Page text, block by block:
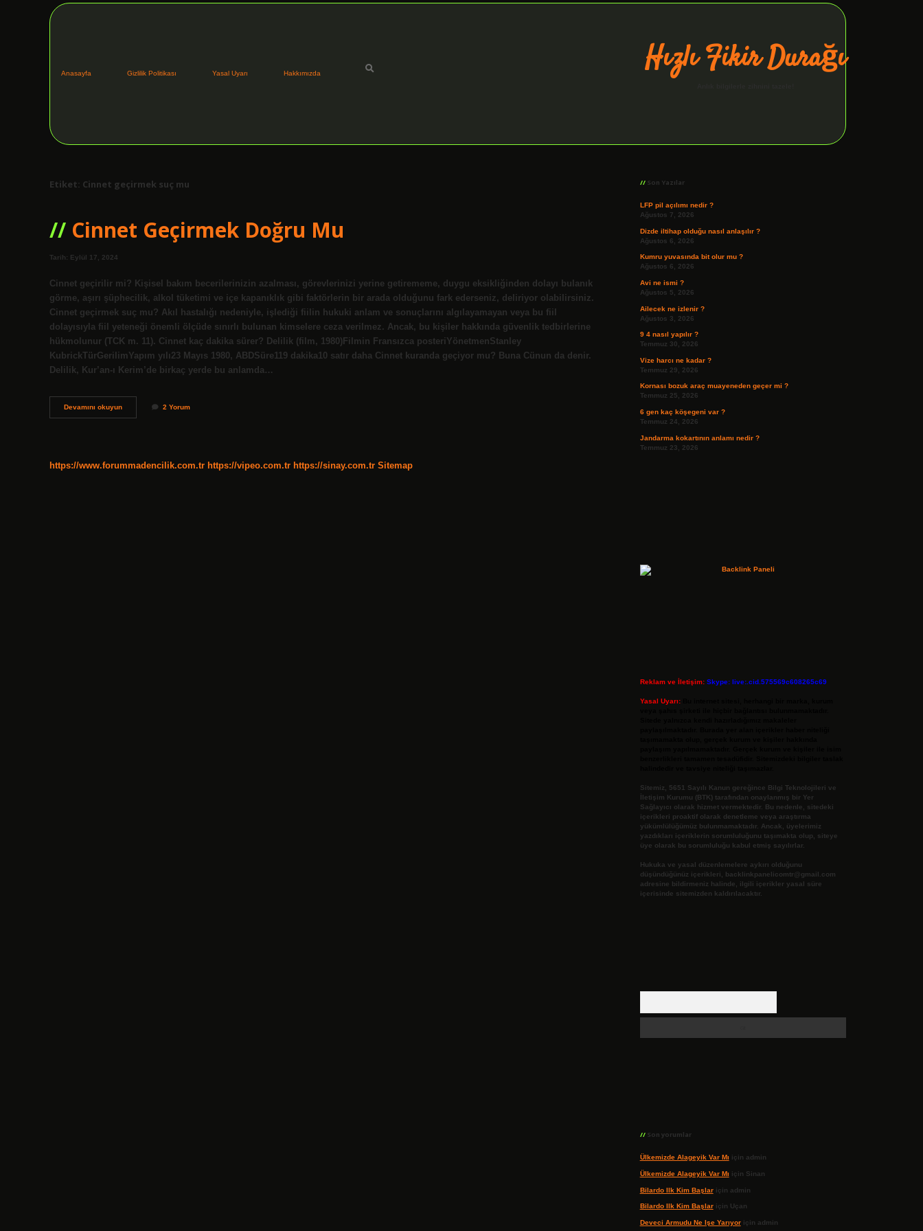
Anasayfa Gizlilik Politikası Yasal Uyarı Hakkımızda Hızlı Fikir Durağı
Etiket: Cinnet geçirmek suç mu
Cinnet Geçirmek Doğru Mu
Tarih: Eylül 17, 2024
Cinnet geçirilir mi? Kişisel bakım becerilerinizin azalması, görevlerinizi yerine getirememe, duygu eksikliğinden dolayı bulanık
görme, aşırı şüphecilik, alkol tüketimi ve içe kapanıklık gibi faktörlerin bir arada olduğunu fark ederseniz, deliriyor olabilirsiniz.
Cinnet geçirmek suç mu? Akıl hastalığı nedeniyle, işlediği fiilin hukuki anlam ve sonuçlarını algılayamayan veya bu fiil
dolayısıyla fiil yeteneği önemli ölçüde sınırlı bulunan kimselere ceza verilmez. Ancak, bu kişiler hakkında güvenlik tedbirlerine
hükmolunur (TCK m. 11). Cinnet kaç dakika sürer? Delilik (film, 1980)Filmin Fransızca posteriYönetmenStanley
KubrickTürGerilimYapım yılı23 Mayıs 1980, ABDSüre119 dakika10 satır daha Cinnet kuranda geçiyor mu? Buna Cünun da denir.
Delilik, Kur’an-ı Kerim’de birkaç yerde bu anlamda…
Devamını okuyunCinnet
Geçirmek
2 Yorum
https://www.forummadencilik.com.tr https://vipeo.com.tr https://sinay.com.tr Sitemap
Son Yazılar
LFP pil açılımı nedir ?
Ağustos 7, 2026
Dizde iltihap olduğu nasıl anlaşılır ?
Ağustos 6, 2026
Kumru yuvasında bit olur mu ?
Ağustos 6, 2026
Avi ne ismi ?
Ağustos 5, 2026
Ailecek ne izlenir ?
Ağustos 3, 2026
9 4 nasıl yapılır ?
Temmuz 30, 2026
Vize harcı ne kadar ?
Temmuz 29, 2026
Kornası bozuk araç muayeneden geçer mi ?
Temmuz 25, 2026
6 gen kaç köşegeni var ?
Temmuz 24, 2026
Jandarma kokartının anlamı nedir ?
Temmuz 23, 2026
Reklam ve İletişim: Skype: live:.cid.575569c608265c69
Yasal Uyarı:
Sitemiz, 5651 Sayılı Kanun gereğince Bilgi Teknolojileri ve
İletişim Kurumu (BTK) tarafından onaylanmış bir Yer
Sağlayıcı olarak hizmet vermektedir. Bu nedenle, sitedeki
içerikleri proaktif olarak denetleme veya araştırma
yükümlülüğümüz bulunmamaktadır. Ancak, üyelerimiz
yazdıkları içeriklerin sorumluluğunu taşımakta olup, siteye
üye olarak bu sorumluluğu kabul etmiş sayılırlar.
Hukuka ve yasal düzenlemelere aykırı olduğunu
düşündüğünüz içerikleri,
backlinkpanelicomtr@gmail.com
adresine bildirmeniz halinde, ilgili içerikler yasal süre
içerisinde sitemizden kaldırılacaktır.
Son yorumlar
Ülkemizde Alageyik Var Mı için admin
Ülkemizde Alageyik Var Mı için Sinan
Bilardo Ilk Kim Başlariçin admin
Bilardo Ilk Kim Başlariçin Uçan
Deveci Armudu Ne Işe Yarıyoriçin admin